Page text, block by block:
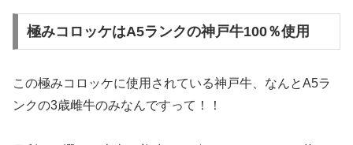
極みコロッケはA5ランクの神戸牛100％使用
この極みコロッケに使用されている神戸牛、なんとA5ラ
ンクの3歳雌牛のみなんですって！！